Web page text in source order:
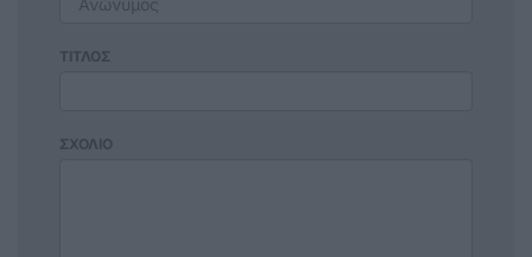
ΤΙΤΛΟΣ
ΣΧΟΛΙΟ